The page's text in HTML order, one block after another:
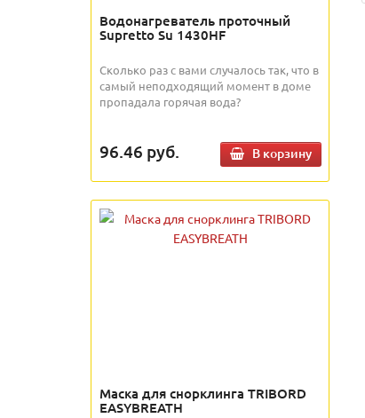
Водонагреватель проточный
Supretto Su 1430HF
Сколько раз с вами случалось так, что в
самый неподходящий момент в доме
пропадала горячая вода?
96.46 руб. В корзину
Маска для снорклинга TRIBORD
EASYBREATH